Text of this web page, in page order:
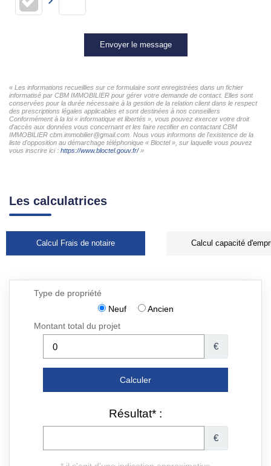
Envoyer le message
« Les informations recueillies sur ce formulaire sont enregistrées dans un fichier
informatisé par CBM IMMOBILIER pour gérer votre demande de contact. Elles sont
conservées pour la durée nécessaire à la gestion de la relation client dans le respect
des prescriptions légales applicables et sont destinées à nos conseillers
Conformément à la loi « informatique et libertés », vous pouvez exercer votre droit
d'accès aux données vous concernant et les faire rectifier en contactant CBM
IMMOBILIER cbm.immobilier@gmail.com. Nous vous informons de l'existence de la
liste d'opposition au démarchage téléphonique « Bloctel », sur laquelle vous pouvez
vous inscrire ici : https://www.bloctel.gouv.fr/»
Les calculatrices
Calcul Frais de notaire Calcul capacité